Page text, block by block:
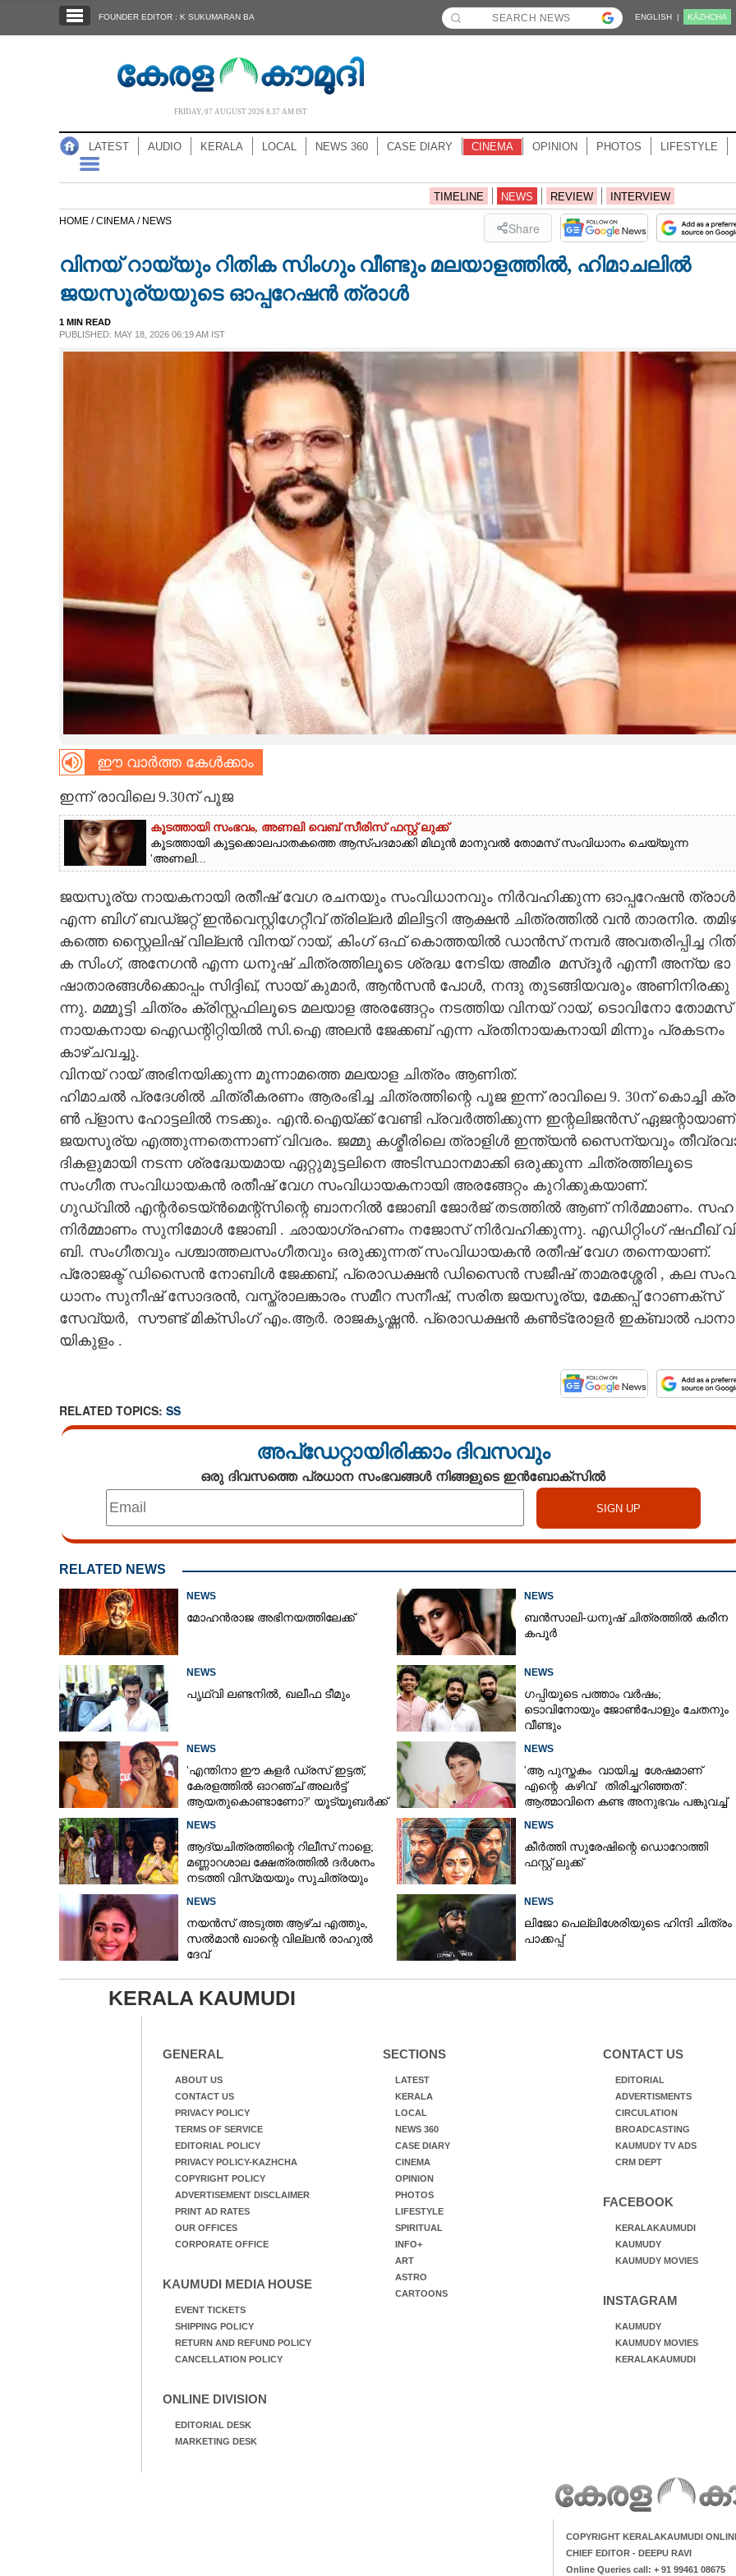
NOTIFIED NEWS
NEWS 360
CASE DIARY
CARTOONS
CONTACT US
FOUNDER EDITOR : K SUKUMARAN BA ENGLISH | KĀZHCHA
FRIDAY, 07 AUGUST 2026 8.37 AM IST
LATEST AUDIO KERALA LOCAL NEWS 360 CASE DIARY CINEMA OPINION PHOTOS LIFESTYLE
TIMELINE NEWS REVIEW INTERVIEW
HOME /CINEMA / NEWS Share
വിനയ് റായ്‌യും റിതിക സിംഗും വീണ്ടും മലയാളത്തിൽ, ഹിമാചലിൽ
ജയസൂര്യയുടെ ഓപ്പറേഷൻ ത്രാൾ
1 MIN READ
PUBLISHED: MAY 18, 2026 06:19 AM IST
ഈ വാർത്ത കേൾക്കാം
ഇന്ന് രാവിലെ 9.30ന് പൂജ
കൂടത്തായി സംഭവം, അണലി വെബ് സീരിസ് ഫസ്റ്റ് ലുക്ക്
കൂടത്തായി കൂട്ടക്കൊലപാതകത്തെ ആസ്‌പദമാക്കി മിഥുൻ മാനുവൽ തോമസ് സംവിധാനം ചെയ്യുന്ന
'അണലി...
ജ​യ​സൂ​ര്യ​ ​നാ​യ​ക​നാ​യി​ ​ര​തീ​ഷ് ​വേ​ഗ​ ​ര​ച​ന​യും​ ​സം​വി​ധാ​ന​വും​ ​നി​ർ​വ​ഹി​ക്കു​ന്ന​ ​ഓ​പ്പ​റേ​ഷ​ൻ​ ​ത്രാ​ൾ​ ​
എ​ന്ന​ ​ബി​ഗ് ​ബ​ഡ്ജ​റ്റ് ​ഇ​ൻ​വെ​സ്റ്റി​ഗേ​റ്റീ​വ് ​ത്രി​ല്ല​ർ​ ​മി​ലി​ട്ട​റി​ ​ആ​ക്ഷ​ൻ​ ​ചി​ത്ര​ത്തി​ൽ​ ​വ​ൻ​ ​താ​ര​നി​ര.​
ക​ത്തെ​ ​സ്റ്റൈ​ലി​ഷ് ​വി​ല്ല​ൻ​ ​വി​ന​യ് ​റാ​യ്,​ ​കിം​ഗ് ​ഒ​ഫ് ​കൊ​ത്ത​യി​ൽ​ ​ഡാ​ൻ​സ് ​ന​മ്പ​ർ​ ​അ​വ​ത​രി​പ്പി​ച്ച​
ക​ ​സിം​ഗ്,​​​ ​അ​നേ​ഗ​ൻ​ ​എ​ന്ന​ ധനുഷ് ​ചി​ത്ര​ത്തി​ലൂ​ടെ​ ​ശ്ര​ദ്ധ​ ​നേ​ടി​യ​ ​അ​മീ​ര​ ​ മ​സ്ദൂ​ർ​ ​എ​ന്നീ​ ​അ​ന്യ​ ​ഭാ​
ഷാ​താ​ര​ങ്ങ​ൾ​ക്കൊ​പ്പം​ ​സി​ദ്ദി​ഖ്,​ ​സാ​യ് ​കു​മാ​ർ,​ ​ആ​ൻ​സ​ൻ​ ​പോ​ൾ,​​​ ​ന​ന്ദു​ ​തു​ട​ങ്ങി​യ​വ​രും​ ​അ​ണി​നി​ര​ക്കു​
ന്നു.​ ​മ​മ്മൂ​ട്ടി​ ​ചി​ത്രം​ ​ക്രി​സ്റ്റ​ഫി​ലൂ​ടെ​ ​മ​ല​യാ​ള​ ​അ​ര​ങ്ങേ​റ്റം​ ​ന​ട​ത്തി​യ​ ​വി​ന​യ് ​റാ​യ്,​​​ ​ടൊ​വി​നോ​ ​തോ​മ​സ് ​
നാ​യ​ക​നാ​യ​ ​ഐ​ഡ​ന്റി​റ്റി​യി​ൽ​ ​സി.​ഐ​ ​അ​ല​ൻ​ ​ജേ​ക്ക​ബ് ​എ​ന്ന​ ​പ്ര​തി​നാ​യ​ക​നാ​യി​ ​മി​ന്നും​ ​പ്ര​ക​ട​നം​ ​
കാ​ഴ്ച​വ​ച്ചു.​
​വി​ന​യ് ​റാ​യ് ​അ​ഭി​ന​യി​ക്കു​ന്ന​ ​മൂ​ന്നാ​മ​ത്തെ​ ​മ​ല​യാ​ള​ ​ചി​ത്രം​ ​ആ​ണിത്.​ ​
ഹി​മാ​ച​ൽ​ ​പ്ര​ദേ​ശി​ൽ​ ​ചി​ത്രീ​ക​ര​ണം​ ​ആ​രം​ഭി​ച്ച​ ​ചി​ത്ര​ത്തി​ന്റെ​ ​പൂ​ജ​ ​ഇ​ന്ന് ​രാ​വി​ലെ​ 9.​ 30​ന് ​കൊ​ച്ചി​
ൺ​ ​പ്ളാ​സ​ ​ഹോ​ട്ട​ലി​ൽ​ ​ന​ട​ക്കും. ​എ​ൻ.​ഐ​യ്ക്ക് ​വേ​ണ്ടി​ ​പ്ര​വ​ർ​ത്തി​ക്കു​ന്ന​ ​ഇ​ന്റ​ലി​ജ​ൻ​സ് ​ഏ​ജ​ന്റാ​യാ​ണ്
ജ​യ​സൂ​ര്യ​ ​എ​ത്തു​ന്ന​തെന്നാണ് വിവരം.​ ​ജ​മ്മു​ ​ക​ശ്മീ​രി​ലെ​ ​ത്രാ​ളി​ൾ​ ​ഇ​ന്ത്യ​ൻ​ ​സൈ​ന്യ​വും​
ദി​ക​ളു​മാ​യി​ ​ന​ട​ന്ന​ ​ശ്ര​ദ്ധേ​യ​മാ​യ​ ​ഏ​റ്റു​മു​ട്ട​ലി​നെ​ ​അ​ടി​സ്ഥാ​ന​മാ​ക്കി​ ​ഒ​രു​ക്കു​ന്ന​ ​ചി​ത്ര​ത്തി​ലൂ​ടെ
സംഗീത സംവിധായകൻ ര​തീ​ഷ് ​വേ​ഗ​ ​സം​വി​ധാ​യ​ക​നാ​യി​ ​അ​ര​ങ്ങേ​റ്റം​ ​കു​റി​ക്കു​ക​യാ​ണ്.
ഗു​ഡ്‌​വി​ൽ​ ​എ​ന്റ​ർ​ടെ​യ്ൻ​മെ​ന്റ്സി​ന്റെ​ ​ബാ​ന​റി​ൽ​ ​ജോ​ബി​ ​ജോ​ർ​ജ് ​ത​ട​ത്തി​ൽ​ ​ആ​ണ് ​നി​ർ​മ്മാ​ണം.​ ​സ​ഹ​
നി​ർ​മ്മാ​ണം​ ​സു​നി​മോ​ൾ​ ​ജോ​ബി​ .​ ​ഛാ​യാ​ഗ്ര​ഹ​ണം​ ​ന​ജോ​സ് ​നി​ർ​വ​ഹി​ക്കു​ന്നു.​ ​എ​ഡി​റ്റിം​ഗ് ​ഷ​ഫീ​ഖ്
ബി.​ ​സം​ഗീ​ത​വും​ ​പ​ശ്ചാ​ത്ത​ല​സം​ഗീ​ത​വും​ ​ഒ​രു​ക്കു​ന്ന​ത് ​സം​വി​ധാ​യ​ക​ൻ​ ​ര​തീ​ഷ് ​വേ​ഗ​ ​ത​ന്നെ​യാ​ണ്.​ ​
പ്രോ​ജ​ക്ട് ​ഡി​സൈ​ൻ​ ​നോ​ബി​ൾ​ ​ജേ​ക്ക​ബ്,​ ​പ്രൊ​ഡ​ക്ഷ​ൻ​ ​ഡി​സൈ​ൻ​ ​സ​ജീ​ഷ് ​താ​മ​ര​ശ്ശേ​രി​ ,​ ​ക​ല​
ധാ​നം​ ​സു​നീ​ഷ് ​സോ​ദ​ര​ൻ,​ ​വ​സ്ത്രാ​ല​ങ്കാ​രം​ ​സ​മീ​റ​ ​സ​നീ​ഷ്,​ ​സ​രി​ത​ ​ജ​യ​സൂ​ര്യ,​ ​മേ​ക്ക​പ്പ് ​റോ​ണ​ക്‌​സ് ​
സേ​വ്യ​ർ,​ ​ സൗ​ണ്ട് ​മി​ക്‌​സിം​ഗ് ​എം.​ആ​ർ.​ ​രാ​ജ​കൃ​ഷ്ണ​ൻ.​ ​പ്രൊ​ഡ​ക്ഷ​ൻ​ ​ക​ൺ​ട്രോ​ള​ർ​ ​ഇ​ക്ബാ​ൽ​ ​പാ​നാ​
യി​കു​ളം​ .
RELATED TOPICS: SS
അപ്ഡേറ്റായിരിക്കാം ദിവസവും
ഒരു ദിവസത്തെ പ്രധാന സംഭവങ്ങൾ നിങ്ങളുടെ ഇൻബോക്സിൽ
RELATED NEWS
NEWS
മോഹൻരാജ അഭിനയത്തിലേക്ക്
NEWS
ബൻസാലി-ധനുഷ് ചിത്രത്തിൽ കരീന
കപൂർ
NEWS
പൃഥ്വി ലണ്ടനിൽ, ഖലീഫ ടീമും
NEWS
ഗപ്പിയുടെ പത്താം വർഷം;​
ടൊവിനോയും ജോൺപോളും ചേതനും
വീണ്ടും
NEWS
'എന്തിനാ ഈ കളർ ഡ്രസ് ഇട്ടത്,
കേരളത്തിൽ ഓറഞ്ച് അല‌ർട്ട്
ആയതുകൊണ്ടാണോ?' യൂട്യൂബർക്ക്
NEWS
'ആ പുസ്തകം വായിച്ച ശേഷമാണ്
എന്റെ കഴിവ് തിരിച്ചറിഞ്ഞത്':
ആത്മാവിനെ കണ്ട അനുഭവം പങ്കുവച്ച്
NEWS
ആദ്യചിത്രത്തിന്റെ റിലീസ് നാളെ;
മണ്ണാറശാല ക്ഷേത്രത്തിൽ ദർശനം
നടത്തി വിസ്‌മയയും സുചിത്രയും
NEWS
കീർത്തി സുരേഷിന്റെ ഡൊറോത്തി
ഫസ്റ്റ് ലുക്ക്
NEWS
നയൻസ് അടുത്ത ആഴ്ച എത്തും,
സൽമാൻ ഖാന്റെ വില്ലൻ രാഹുൽ
ദേവ്
NEWS
ലിജോ പെല്ലിശേരിയുടെ ഹിന്ദി ചിത്രം
പാക്കപ്പ്
KERALA KAUMUDI
GENERAL
ABOUT US
CONTACT US
PRIVACY POLICY
TERMS OF SERVICE
EDITORIAL POLICY
PRIVACY POLICY-KAZHCHA
COPYRIGHT POLICY
ADVERTISEMENT DISCLAIMER
PRINT AD RATES
OUR OFFICES
CORPORATE OFFICE
KAUMUDI MEDIA HOUSE
EVENT TICKETS
SHIPPING POLICY
RETURN AND REFUND POLICY
CANCELLATION POLICY
ONLINE DIVISION
EDITORIAL DESK
MARKETING DESK
SECTIONS
LATEST
KERALA
LOCAL
NEWS 360
CASE DIARY
CINEMA
OPINION
PHOTOS
LIFESTYLE
SPIRITUAL
INFO+
ART
ASTRO
CARTOONS
CONTACT US
EDITORIAL
ADVERTISMENTS
CIRCULATION
BROADCASTING
KAUMUDY TV ADS
CRM DEPT
FACEBOOK
KERALAKAUMUDI
KAUMUDY
KAUMUDY MOVIES
INSTAGRAM
KAUMUDY
KAUMUDY MOVIES
KERALAKAUMUDI
COPYRIGHT KERALAKAUMUDI
CHIEF EDITOR - DEEPU RAVI
Online Queries call: + 91 99461 08675
Share this link